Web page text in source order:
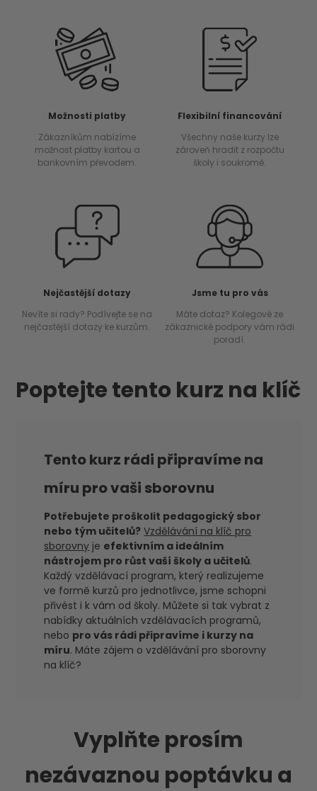
Možnosti platby
Zákazníkům nabízíme
možnost platby kartou a
bankovním převodem.
Flexibilní financování
Všechny naše kurzy lze
zároveň hradit z rozpočtu
školy i soukromě.
Nejčastější dotazy
Nevíte si rady? Podívejte se na
nejčastější dotazy ke kurzům.
Jsme tu pro vás
Máte dotaz? Kolegové ze
zákaznické podpory vám rádi
poradí.
Poptejte tento kurz na klíč
Tento kurz rádi připravíme na
míru pro vaši sborovnu
Potřebujete proškolit pedagogický sbor
nebo tým učitelů? Vzdělávání na klíč pro
sborovny je efektivním a ideálním
nástrojem pro růst vaší školy a učitelů.
Každý vzdělávací program, který realizujeme
ve formě kurzů pro jednotlivce, jsme schopni
přivést i k vám od školy. Můžete si tak vybrat z
nabídky aktuálních vzdělávacích programů,
nebo pro vás rádi připravíme i kurzy na
míru. Máte zájem o vzdělávání pro sborovny
na klíč?
Vyplňte prosím
nezávaznou poptávku a